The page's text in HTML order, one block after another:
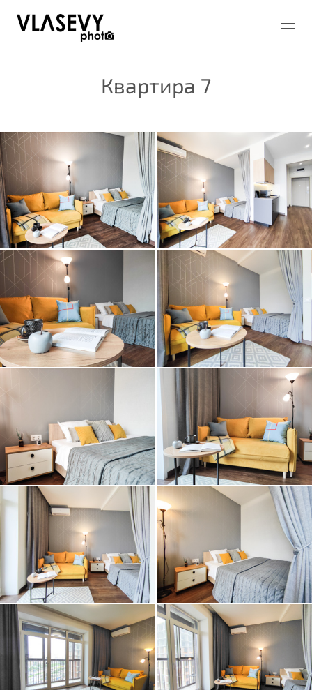
Квартира 7